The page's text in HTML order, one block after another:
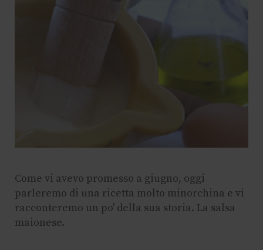
Come vi avevo promesso a giugno, oggi
parleremo di una ricetta molto minorchina e vi
racconteremo un po' della sua storia. La salsa
maionese.